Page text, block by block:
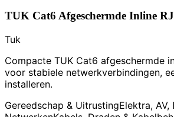
TUK Cat6 Afgeschermde Inline
Tuk
Compacte TUK Cat6 afgeschermde
voor stabiele netwerkverbindingen,
installeren.
Gereedschap & UitrustingElektra, AV,